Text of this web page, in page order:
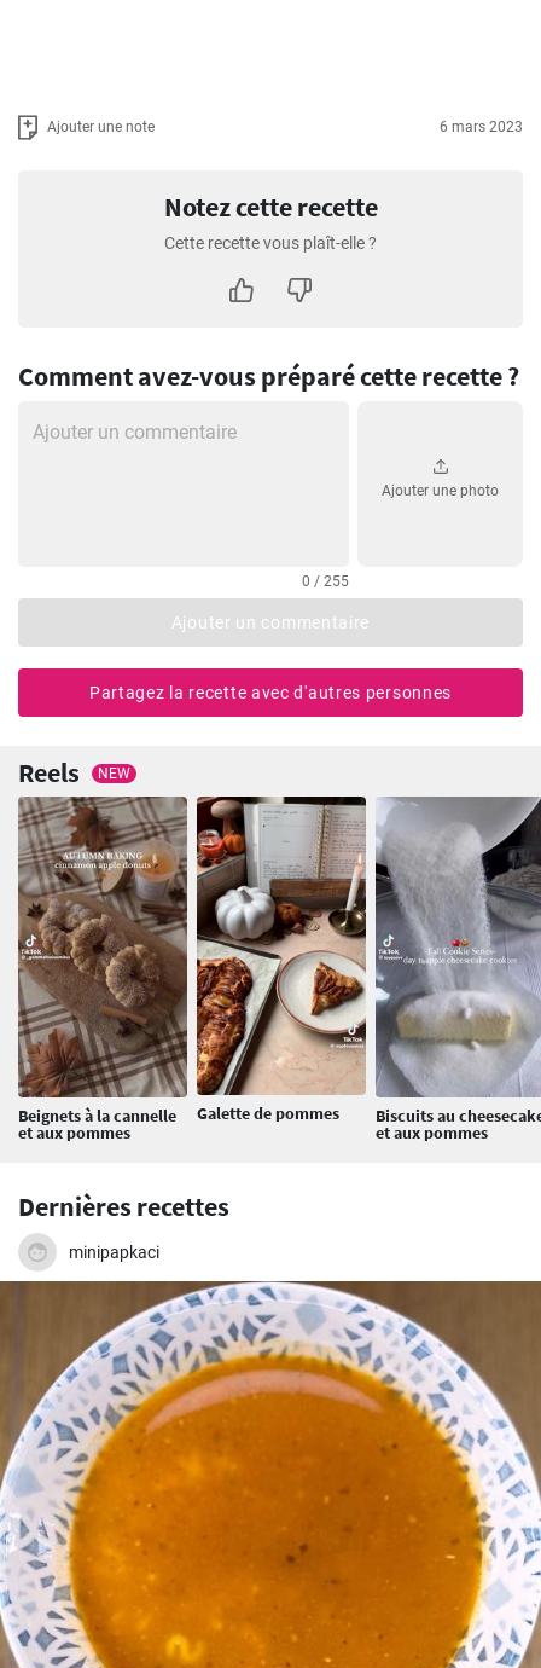
Ajouter une note 6 mars 2023
Notez cette recette
Cette recette vous plaît-elle ?
Comment avez-vous préparé cette recette ?
0 / 255
Ajouter une photo
Ajouter un commentaire
Partagez la recette avec d'autres personnes
Reels NEW
Beignets à la cannelle
et aux pommes
Galette de pommes Biscuits au
et aux pommes
Dernières recettes
minipapkaci